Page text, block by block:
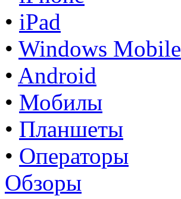
• iPad
• Windows Mobile
• Android
• Мобилы
• Планшеты
• Операторы
Обзоры